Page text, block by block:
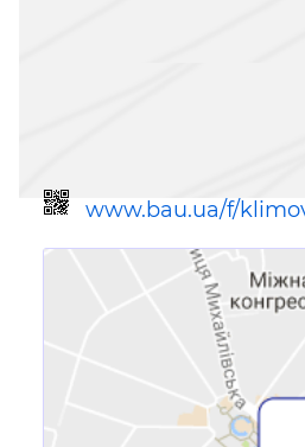
www.bau.ua/f/
Ссылка для мобильных устройств